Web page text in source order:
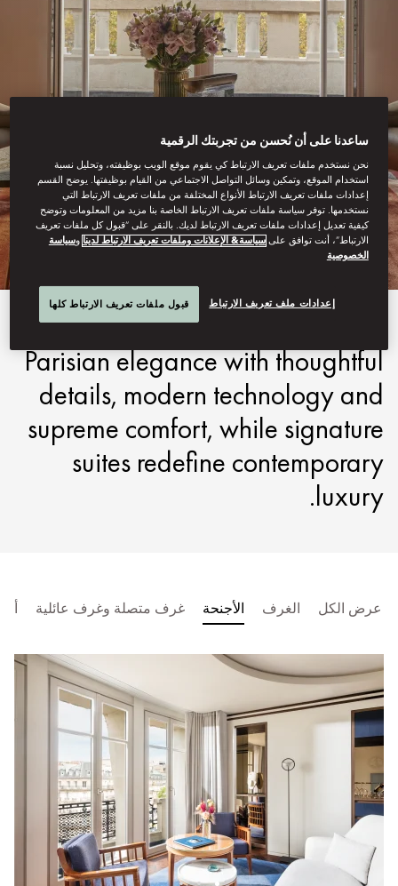
LUTETIA, PARIS
STAY
Every room and suite embodies
Parisian elegance with thoughtful
details, modern technology and
supreme comfort, while signature
suites redefine contemporary
luxury.
عرض الكل الغرف الأجنحة غرف متصلة وغرف عائلية
ساعدنا على أن نُحسن من تجربتك الرقمية
نحن نستخدم ملفات تعريف الارتباط كي يقوم موقع الويب بوظيفته، وتحليل نسبة
استخدام الموقع، وتمكين وسائل التواصل الاجتماعي من القيام بوظيفتها. يوضح القسم
إعدادات ملفات تعريف الارتباط الأنواع المختلفة من ملفات تعريف الارتباط التي
نستخدمها. توفر سياسة ملفات تعريف الارتباط الخاصة بنا مزيد من المعلومات وتوضح
كيفية تعديل إعدادات ملفات تعريف الارتباط لديك. بالنقر على “قبول كل ملفات تعريف
الارتباط”، أنت توافق علىسياسة& الإعلانات وملفات تعريف الارتباط لدينا وسياسة
الخصوصية
إعدادات ملف تعريف الارتباط قبول ملفات تعريف الارتباط كلها